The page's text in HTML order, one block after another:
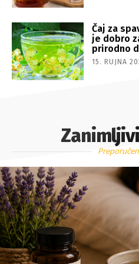
Čaj za
je dobro
prirodno
15. RUJNA